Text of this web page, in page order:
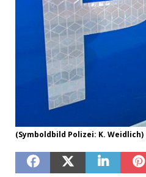
(Symboldbild Polizei: K. Weidlich)